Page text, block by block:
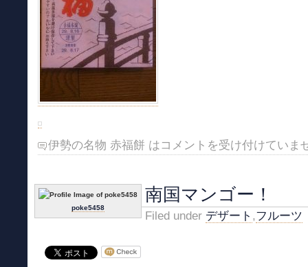
伊勢の名物 赤福餅 はコメントを受け付けていま
poke5458
南国マンゴー！
Filed under デザート ,フルーツ